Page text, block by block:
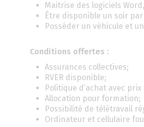
Maitrise des logiciels
Être disponible un soir
Posséder un véhicule et
Conditions offertes :
Assurances collectives;
RVER disponible;
Politique d’achat avec prix
Allocation pour formation;
Possibilité de télétravail
Ordinateur et cellulaire